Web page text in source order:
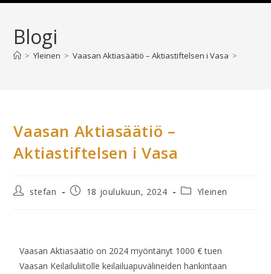
Blogi
> Yleinen > Vaasan Aktiasäätiö – Aktiastiftelsen i Vasa >
Vaasan Aktiasäätiö –
Aktiastiftelsen i Vasa
stefan 18 joulukuun, 2024 Yleinen
Vaasan Aktiasäätiö on 2024 myöntänyt 1000 € tuen
Vaasan Keilailuliitolle keilailuapuvälineiden hankintaan